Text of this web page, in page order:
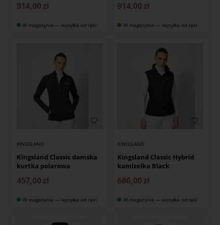
914,00 zł
W magazynie — wysyłka od ręki
914,00 zł
W magazynie — wysyłka od ręki
KINGSLAND
Kingsland Classic damska
kurtka polarowa
457,00 zł
W magazynie — wysyłka od ręki
KINGSLAND
Kingsland Classic Hybrid
kamizelka Black
686,00 zł
W magazynie — wysyłka od ręki